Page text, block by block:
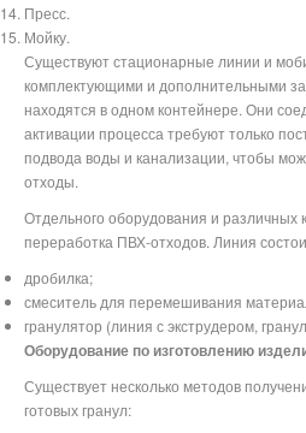
Пресс.
Мойку.
Существуют стационарные линии и
комплектующими и дополнительными
находятся в одном контейнере. Они
активации процесса требуют только
подвода воды и канализации, чтобы
отходы.
Отдельного оборудования и различных
переработка ПВХ-отходов. Линия
дробилка;
смеситель для перемешивания
гранулятор (линия с экструдером,
Оборудование по изготовлению
Существует несколько методов
готовых гранул: